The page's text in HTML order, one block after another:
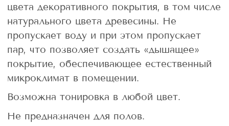
цвета декоративного покрытия, в том числе
натурального цвета древесины. Не
пропускает воду и при этом пропускает
пар, что позволяет создать «дышащее»
покрытие, обеспечивающее естественный
микроклимат в помещении.
Возможна тонировка в любой цвет.
Не предназначен для полов.